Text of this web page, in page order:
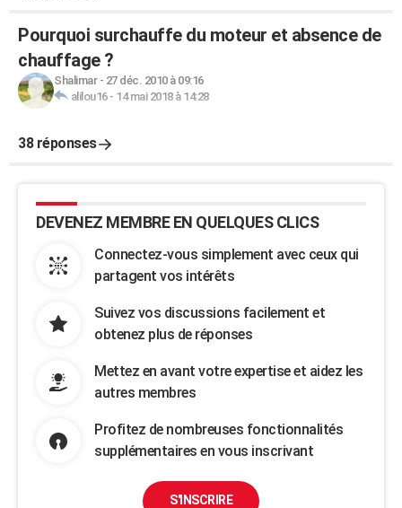
Pourquoi surchauffe du moteur et absence de
chauffage ?
Shalimar- 27 déc. 2010 à 09:16
alilou16- 14 mai 2018 à 14:28
38 réponses
DEVENEZ MEMBRE EN QUELQUES CLICS
Connectez-vous simplement avec ceux qui
partagent vos intérêts
Suivez vos discussions facilement et
obtenez plus de réponses
Mettez en avant votre expertise et aidez les
autres membres
Profitez de nombreuses fonctionnalités
supplémentaires en vous inscrivant
S'INSCRIRE